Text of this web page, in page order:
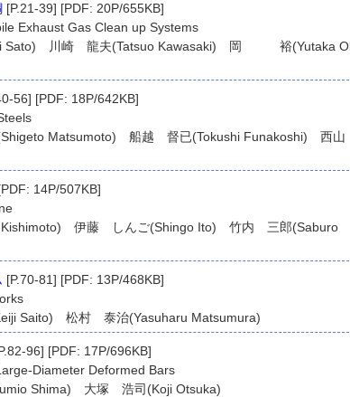
[P.21-39] [PDF: 20P/655KB]
Exhaust Gas Clean up Systems
Sato) 川崎 龍夫(Tatsuo Kawasaki) 岡 裕(Yutaka
56] [PDF: 18P/642KB]
Matsumoto) 船越 督已(Tokushi Funakoshi)
14P/507KB]
伊藤 しんご(Shingo Ito) 竹内 三郎(Saburo
[P.70-81] [PDF: 13P/468KB]
Saito) 松村 泰治(Yasuharu Matsumura)
96] [PDF: 17P/696KB]
Diameter Deformed Bars
Shima) 大塚 浩司(Koji Otsuka)